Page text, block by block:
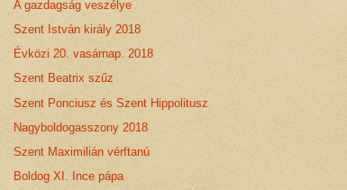
A gazdagság veszélye
Szent István király 2018
Évközi 20. vasárnap. 2018
Szent Beatrix szűz
Szent Ponciusz és Szent Hippolitusz
Nagyboldogasszony 2018
Szent Maximilián vérftanú
Boldog XI. Ince pápa